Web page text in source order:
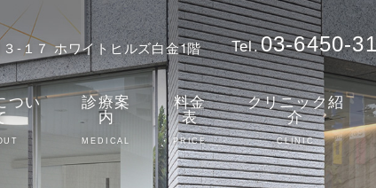
-１７ ホワイトヒルズ白金1階 Tel.03-6450-
つい 診療案
内
MEDICAL
料金
表
PRICE
クリニック紹
介
CLINIC